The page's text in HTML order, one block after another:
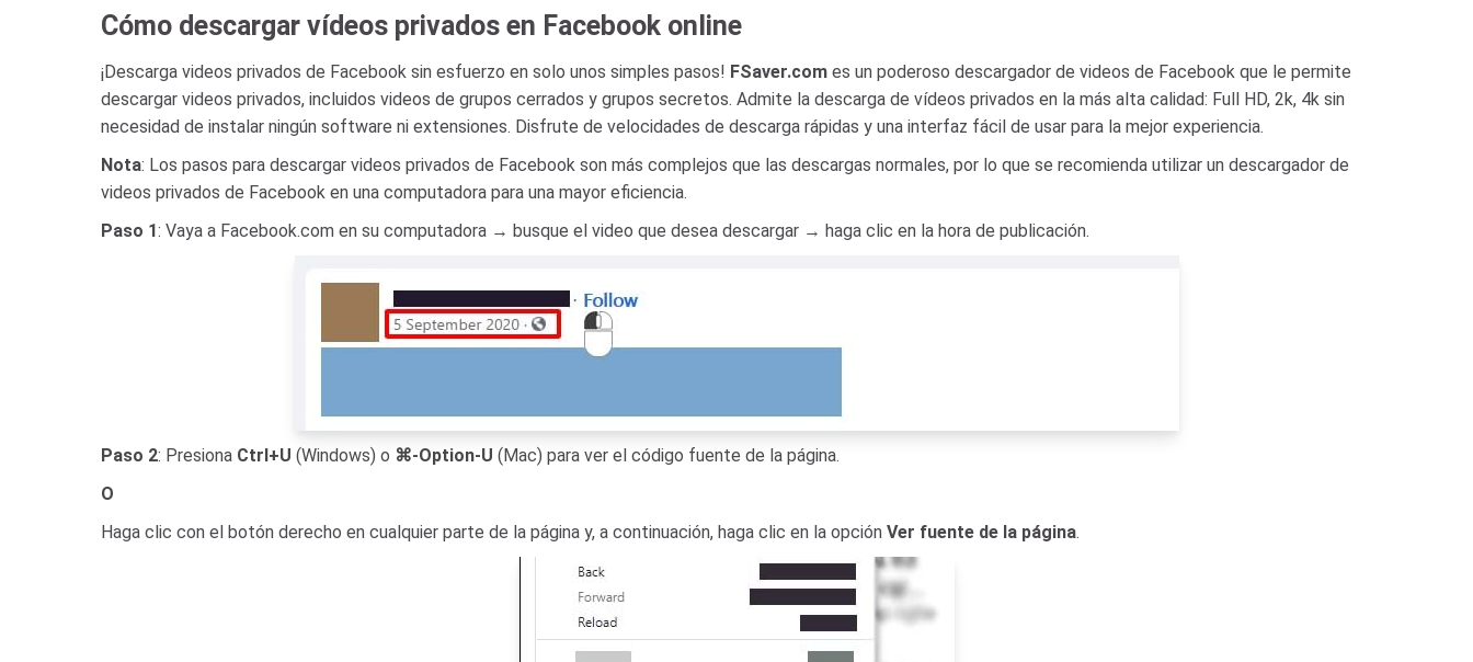
Cómo descargar vídeos privados en Facebook online
¡Descarga videos privados de Facebook sin esfuerzo en solo unos simples pasos! FSaver.com es un poderoso descargador de videos de Facebook que le permite
descargar videos privados, incluidos videos de grupos cerrados y grupos secretos. Admite la descarga de vídeos privados en la más alta calidad: Full HD, 2k, 4k sin
necesidad de instalar ningún software ni extensiones. Disfrute de velocidades de descarga rápidas y una interfaz fácil de usar para la mejor experiencia.
Nota: Los pasos para descargar videos privados de Facebook son más complejos que las descargas normales, por lo que se recomienda utilizar un descargador de
videos privados de Facebook en una computadora para una mayor eficiencia.
Paso 1: Vaya a Facebook.com en su computadora → busque el video que desea descargar → haga clic en la hora de publicación.
Paso 2: Presiona Ctrl+U (Windows) o ⌘-Option-U (Mac) para ver el código fuente de la página.
O
Haga clic con el botón derecho en cualquier parte de la página y, a continuación, haga clic en la opción Ver fuente de la página.